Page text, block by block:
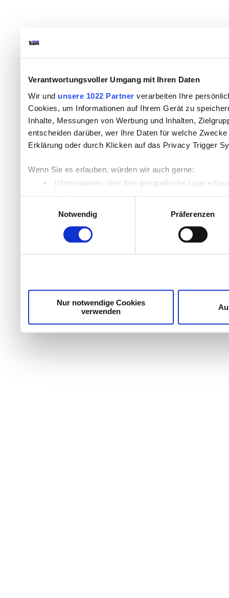
Verantwortungsvoller Umgang mit Ihren Daten
Wir und unsere 1022 Partner verarbeiten Ihre
Cookies, um Informationen auf Ihrem Gerät zu
Inhalte, Messungen von Werbung und Inhalten,
entscheiden darüber, wer Ihre Daten für welche
Erklärung oder durch Klicken auf das Privacy Trigger
Wenn Sie es erlauben, würden wir auch gerne:
Informationen über Ihre geografische Lage
Ihr Gerät durch aktives Scannen nach
Wir verwenden Cookies, um Inhalte und Anzeigen zu
die Zugriffe auf unsere Website zu analysieren.
Dienste gesammelt haben.
Notwendig
Präferenzen
Nur notwendige Cookies
verwenden